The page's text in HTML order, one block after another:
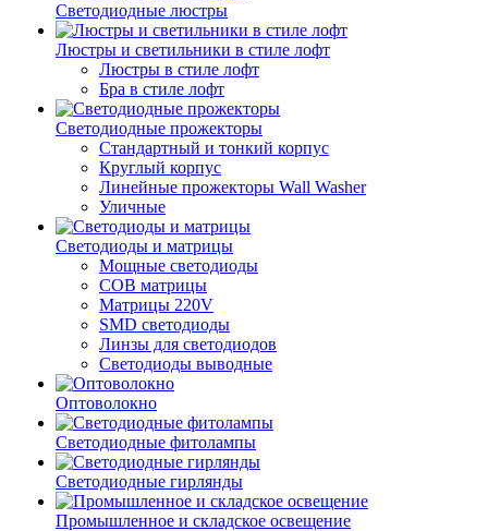
Светодиодные люстры
Люстры и светильники в стиле лофт
Люстры в стиле лофт
Бра в стиле лофт
Светодиодные прожекторы
Стандартный и тонкий корпус
Круглый корпус
Линейные прожекторы Wall Washer
Уличные
Светодиоды и матрицы
Мощные светодиоды
COB матрицы
Матрицы 220V
SMD светодиоды
Линзы для светодиодов
Светодиоды выводные
Оптоволокно
Светодиодные фитолампы
Светодиодные гирлянды
Промышленное и складское освещение